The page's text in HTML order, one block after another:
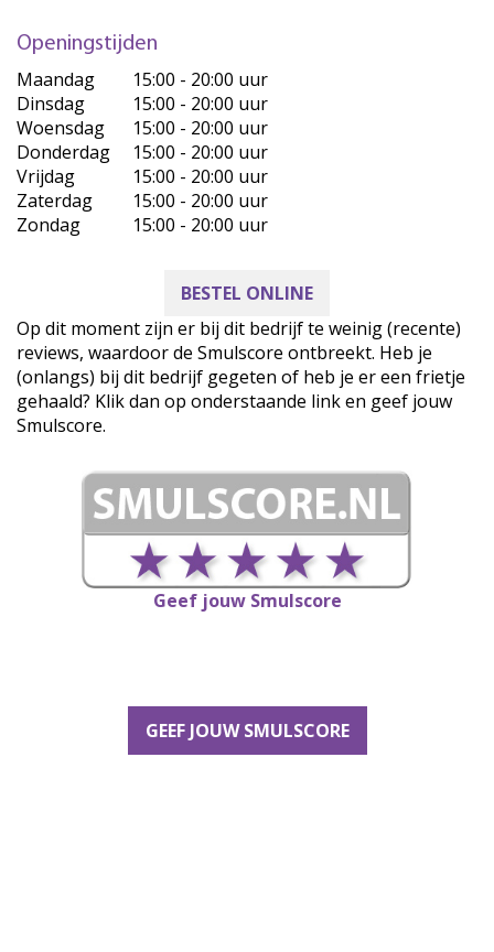
Openingstijden
Maandag
15:00 - 20:00 uur
Dinsdag
15:00 - 20:00 uur
Woensdag
15:00 - 20:00 uur
Donderdag
15:00 - 20:00 uur
Vrijdag
15:00 - 20:00 uur
Zaterdag
15:00 - 20:00 uur
Zondag
15:00 - 20:00 uur
BESTEL ONLINE
Op dit moment zijn er bij dit bedrijf te weinig (recente)
reviews, waardoor de Smulscore ontbreekt. Heb je
(onlangs) bij dit bedrijf gegeten of heb je er een frietje
gehaald? Klik dan op onderstaande link en geef jouw
Smulscore.
Geef jouw Smulscore
GEEF JOUW SMULSCORE